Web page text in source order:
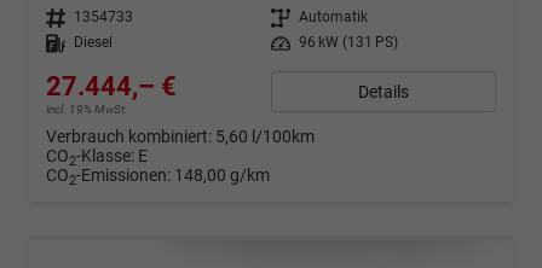
Fahrzeugnr. 1354733 Getriebe Automatik
Kraftstoff
Diesel Leistung 96 kW (131 PS)
27.444,– €
incl. 19% MwSt.
Details
Verbrauch kombiniert: 5,60 l/100km
CO2-Klasse: E
CO2-Emissionen: 148,00 g/km